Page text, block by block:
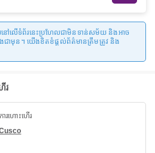
នៅលើទំព័រនេះប្រហែលជាមិនទាន់សម័យ និងអាច
ងជាមុន។ យើងខិតខំផ្តល់ព័ត៌មានត្រឹមត្រូវ និង
រ
រហោះហើរ